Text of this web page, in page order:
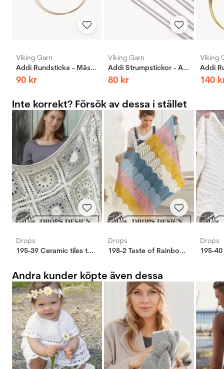
Viking Garn
Addi Rundsticka - Mässing
90 kr
Viking Garn
Addi Strumpstickor - Aluminium
80 kr
Viking
140
Inte korrekt? Försök av dessa i stället
Drops
195-39 Ceramic tiles tæppe
Drops
198-2 Taste of Rainbow Tæppe
Drops
195-
Andra kunder köpte även dessa